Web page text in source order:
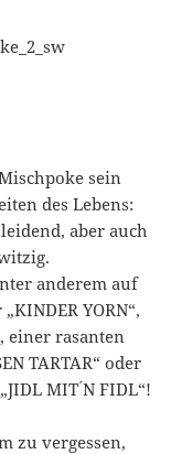
sein
des Lebens:
aber auch
anderem auf
YORN“,
einer rasanten
TARTAR“ oder
MIT ́N FIDL“!
zu vergessen,